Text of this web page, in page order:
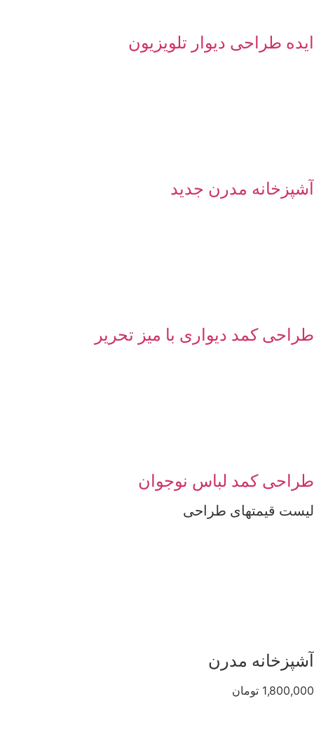
ایده طراحی دیوار تلویزیون
آشپزخانه مدرن جدید
طراحی کمد دیواری با میز تحریر
طراحی کمد لباس نوجوان
لیست قیمتهای طراحی
آشپزخانه مدرن
1,800,000 تومان